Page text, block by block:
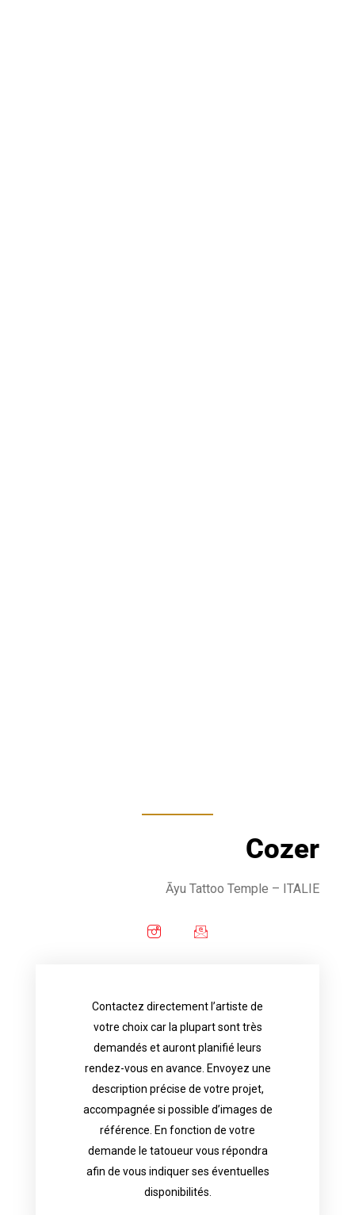
Cozer
Āyu Tattoo Temple – ITALIE
Contactez directement l’artiste de
votre choix car la plupart sont très
demandés et auront planifié leurs
rendez-vous en avance. Envoyez une
description précise de votre projet,
accompagnée si possible d’images de
référence. En fonction de votre
demande le tatoueur vous répondra
afin de vous indiquer ses éventuelles
disponibilités.
Contact directly the artist of your
choice because most are in great
appointments in advance. Send an
accurate description of your project, if
possible attached with reference
images. Depending your request, the
tattoo artist will answer to tell you his